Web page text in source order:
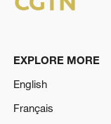
EXPLORE MORE
English
Français